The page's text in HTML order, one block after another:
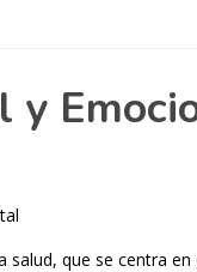
y
salud, que se centra